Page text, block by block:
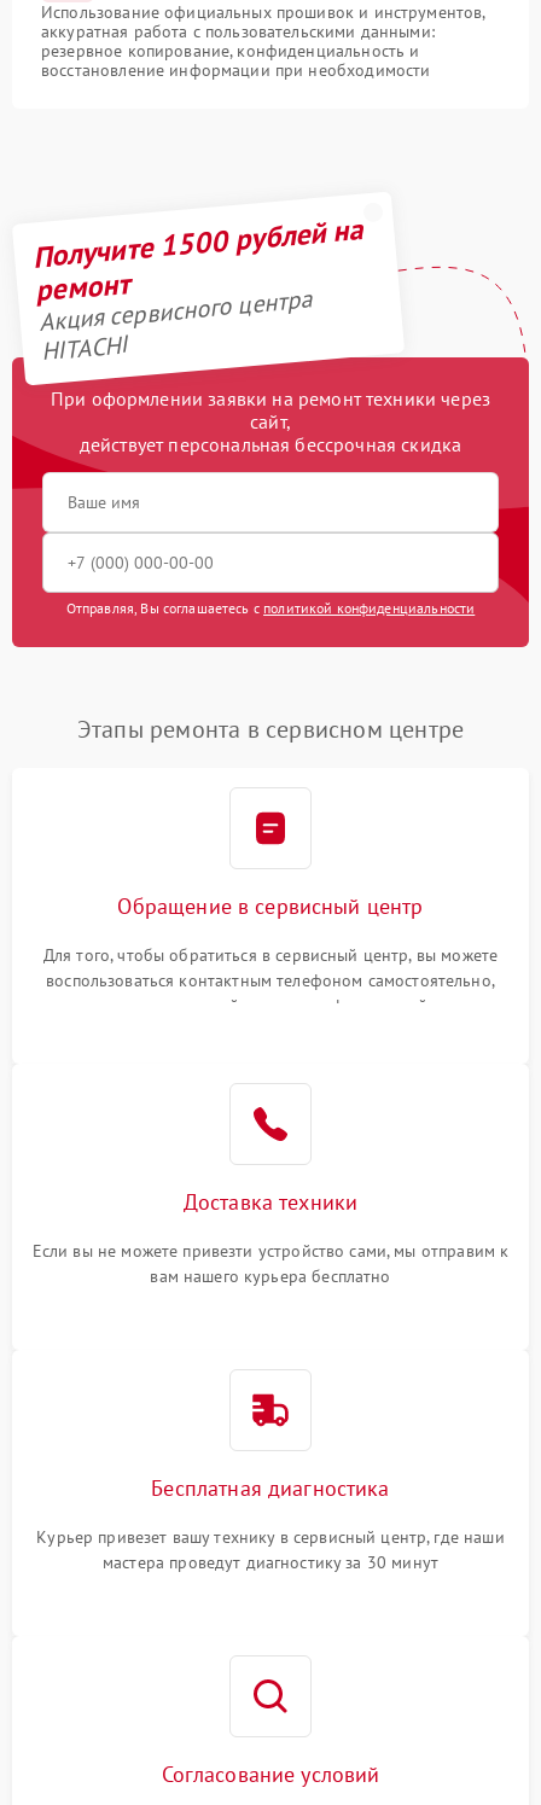
Использование официальных прошивок и инструментов,
аккуратная работа с пользовательскими данными:
резервное копирование, конфиденциальность и
восстановление информации при необходимости
Получите 1500 рублей на
ремонт
Акция сервисного центра
HITACHI
При оформлении заявки на ремонт техники через
сайт,
действует персональная бессрочная скидка
Отправляя, Вы соглашаетесь с политикой конфиденциальности
Этапы ремонта в сервисном центре
Обращение в сервисный центр
Для того, чтобы обратиться в сервисный центр, вы можете
воспользоваться контактным телефоном самостоятельно,
или оставить свой номер телефона на сайте
Доставка техники
Если вы не можете привезти устройство сами, мы отправим к
вам нашего курьера бесплатно
Бесплатная диагностика
Курьер привезет вашу технику в сервисный центр, где наши
мастера проведут диагностику за 30 минут
Согласование условий